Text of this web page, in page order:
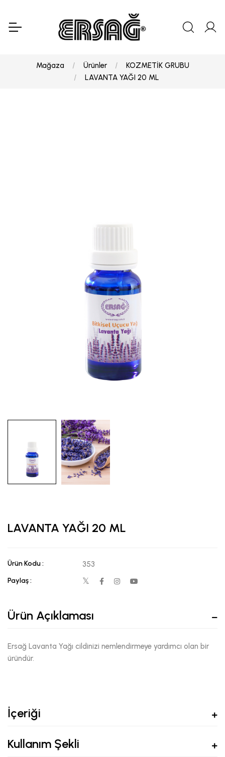
Mağaza Ürünler
KOZMETİK GRUBU
LAVANTA YAĞI 20 ML
LAVANTA YAĞI 20 ML
Ürün Kodu : 353
Paylaş :
Ürün Açıklaması
Ersağ Lavanta Yağı cildinizi nemlendirmeye yardımcı olan bir
üründür.
İçeriği
Kullanım Şekli